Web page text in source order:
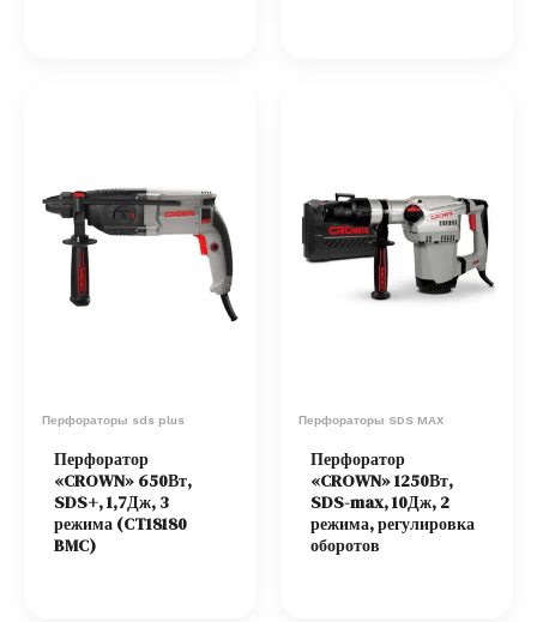
Перфораторы sds plus
Перфоратор
«CROWN» 650Вт,
SDS+, 1,7Дж, 3
режима (CT18180
BMC)
Перфораторы SDS MAX
Перфоратор
«CROWN» 1250Вт,
SDS-max, 10Дж, 2
режима, регулировка
оборотов